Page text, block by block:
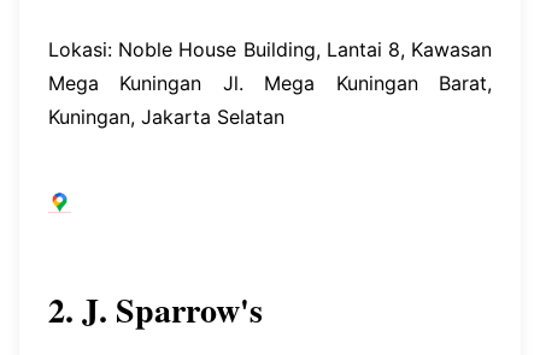
Lokasi: Noble House Building, Lantai 8, Kawasan
Mega Kuningan Jl. Mega Kuningan Barat,
Kuningan, Jakarta Selatan
2. J. Sparrow's